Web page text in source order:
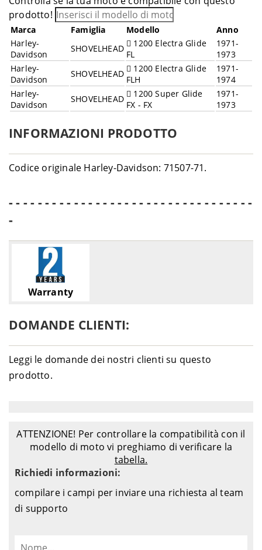
prodotto!
Marca Famiglia Modello
Anno
Harley-
Davidson
SHOVELHEAD
1200 Electra Glide
FL
1971-
1973
Harley-
Davidson
SHOVELHEAD
1200 Electra Glide
FLH
1971-
1974
Harley-
Davidson
SHOVELHEAD
1200 Super Glide
FX - FX
1971-
1973
INFORMAZIONI PRODOTTO
Codice originale Harley-Davidson: 71507-71.
- - - - - - - - - - - - - - - - - - - - - - - - - - - - - - - - - -
-
Warranty
DOMANDE CLIENTI:
Leggi le domande dei nostri clienti su questo
prodotto.
ATTENZIONE! Per controllare la compatibilità con il
modello di moto vi preghiamo di verificare la
tabella.
Richiedi informazioni:
compilare i campi per inviare una richiesta al team
di supporto